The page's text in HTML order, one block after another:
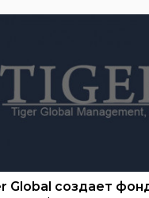
Global создает